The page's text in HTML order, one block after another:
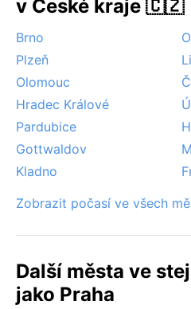
je ideální červenec a srpen,
nejnižší.
v České kraje 🇨🇿
Brno
Plzeň
Olomouc
Hradec Králové
Pardubice
Gottwaldov
Kladno
Zobrazit počasí ve všech
Další města ve
jako Praha